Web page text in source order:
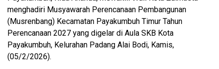
menghadiri Musyawarah Perencanaan Pembangunan
(Musrenbang) Kecamatan Payakumbuh Timur Tahun
Perencanaan 2027 yang digelar di Aula SKB Kota
Payakumbuh, Kelurahan Padang Alai Bodi, Kamis,
(05/2/2026).